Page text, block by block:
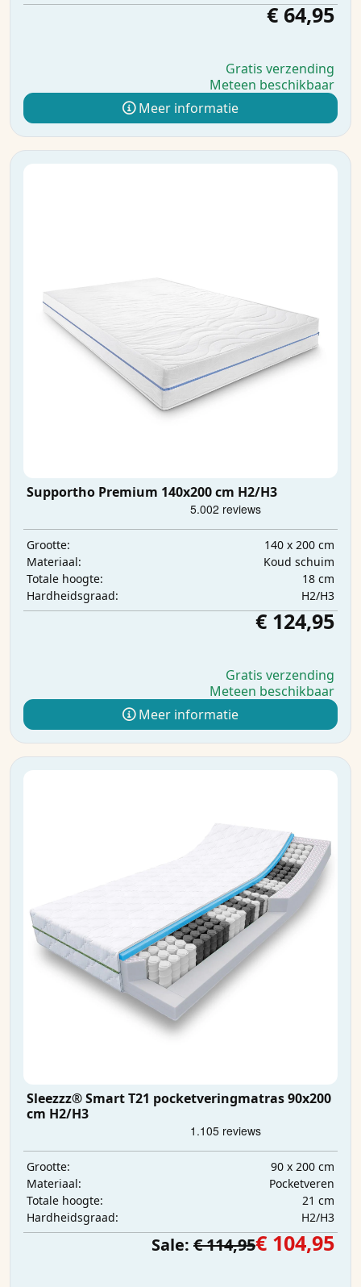
€ 64,95
Gratis verzending
Meteen beschikbaar
Meer informatie
Supportho Premium 140x200 cm H2/H3
Grootte:
140 x 200 cm
Materiaal:
Koud schuim
Totale hoogte:
18 cm
Hardheidsgraad:
H2/H3
€ 124,95
Gratis verzending
Meteen beschikbaar
Meer informatie
Sleezzz® Smart T21 pocketveringmatras 90x200
cm H2/H3
Grootte:
90 x 200 cm
Materiaal:
Pocketveren
Totale hoogte:
21 cm
Hardheidsgraad:
H2/H3
Sale: € 114,95€ 104,95